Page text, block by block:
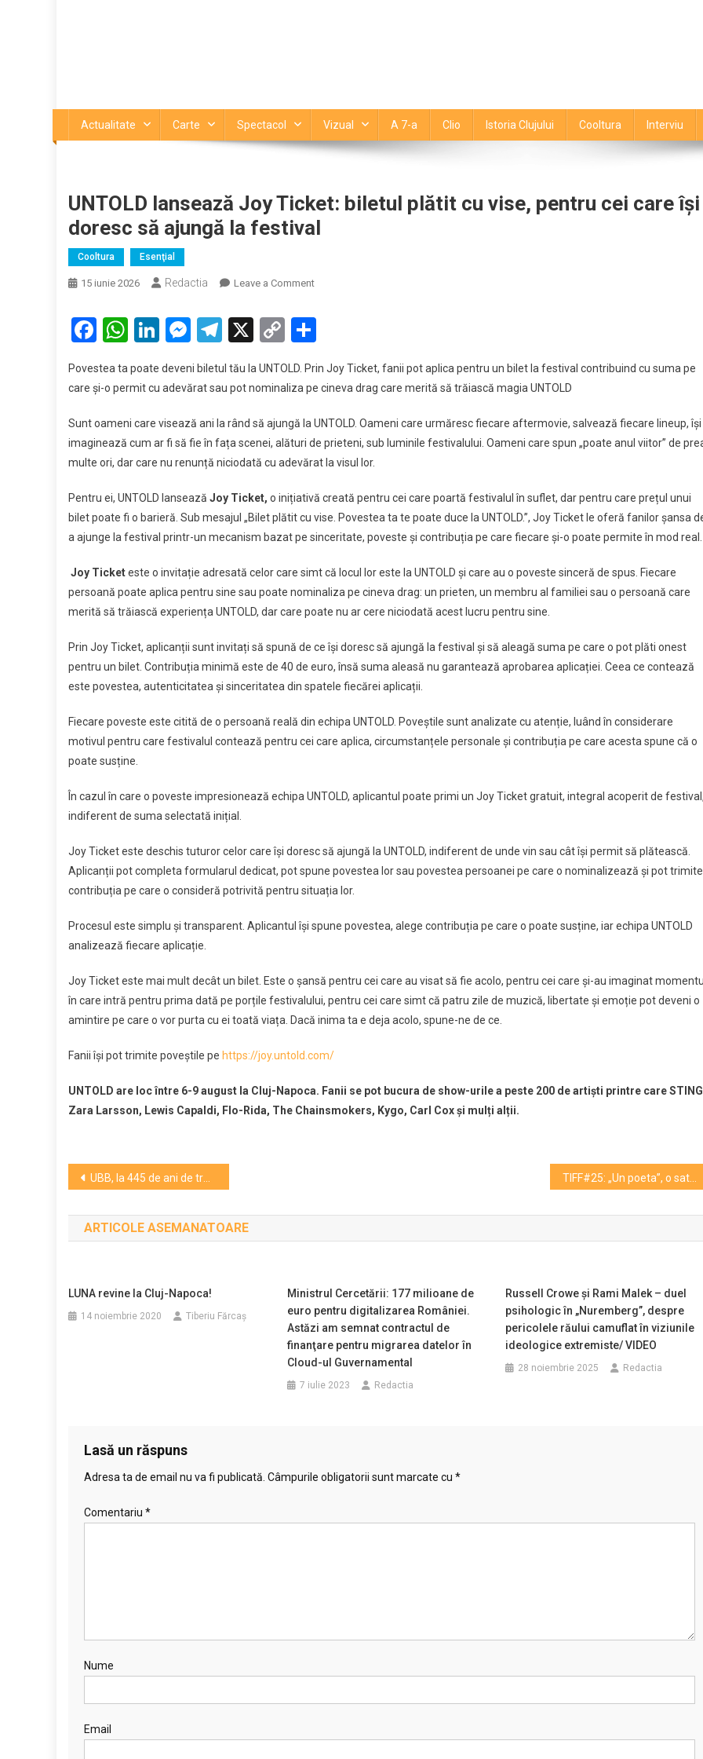
Actualitate Carte Spectacol Vizual A 7-a Clio Istoria Clujului Cooltura Interviu
UNTOLD lansează Joy Ticket: biletul plătit cu vise, pentru cei care își
doresc să ajungă la festival
Cooltura Esenţial
15 iunie 2026 Redactia Leave a Commenton
lansează
biletul
plătit
vise,
pentru
cei
își
doresc
să
la
festival
Facebook
WhatsApp
LinkedIn
Messenger
Telegram
X
Copy
Povestea ta poate deveni biletul tău la UNTOLD. Prin Joy Ticket, fanii pot aplica pentru un bilet la festival contribuind cu suma pe
care și-o permit cu adevărat sau pot nominaliza pe cineva drag care merită să trăiască magia UNTOLD
Sunt oameni care visează ani la rând să ajungă la UNTOLD. Oameni care urmăresc fiecare aftermovie, salvează fiecare lineup, își
imaginează cum ar fi să fie în fața scenei, alături de prieteni, sub luminile festivalului. Oameni care spun „poate anul viitor” de
multe ori, dar care nu renunță niciodată cu adevărat la visul lor.
Pentru ei, UNTOLD lansează Joy Ticket, o inițiativă creată pentru cei care poartă festivalul în suflet, dar pentru care prețul unui
bilet poate fi o barieră. Sub mesajul „Bilet plătit cu vise. Povestea ta te poate duce la UNTOLD.”, Joy Ticket le oferă fanilor șansa
a ajunge la festival printr-un mecanism bazat pe sinceritate, poveste și contribuția pe care fiecare și-o poate permite în mod real.
Joy Ticketeste o invitație adresată celor care simt că locul lor este la UNTOLD și care au o poveste sinceră de spus. Fiecare
persoană poate aplica pentru sine sau poate nominaliza pe cineva drag: un prieten, un membru al familiei sau o persoană care
merită să trăiască experiența UNTOLD, dar care poate nu ar cere niciodată acest lucru pentru sine.
Prin Joy Ticket, aplicanții sunt invitați să spună de ce își doresc să ajungă la festival și să aleagă suma pe care o pot plăti onest
pentru un bilet. Contribuția minimă este de 40 de euro, însă suma aleasă nu garantează aprobarea aplicației. Ceea ce contează
este povestea, autenticitatea și sinceritatea din spatele fiecărei aplicații.
Fiecare poveste este citită de o persoană reală din echipa UNTOLD. Poveștile sunt analizate cu atenție, luând în considerare
motivul pentru care festivalul contează pentru cei care aplica, circumstanțele personale și contribuția pe care acesta spune că o
poate susține.
În cazul în care o poveste impresionează echipa UNTOLD, aplicantul poate primi un Joy Ticket gratuit, integral acoperit de
indiferent de suma selectată inițial.
Joy Ticket este deschis tuturor celor care își doresc să ajungă la UNTOLD, indiferent de unde vin sau cât își permit să plătească.
Aplicanții pot completa formularul dedicat, pot spune povestea lor sau povestea persoanei pe care o nominalizează și pot trimite
contribuția pe care o consideră potrivită pentru situația lor.
Procesul este simplu și transparent. Aplicantul își spune povestea, alege contribuția pe care o poate susține, iar echipa UNTOLD
analizează fiecare aplicație.
Joy Ticket este mai mult decât un bilet. Este o șansă pentru cei care au visat să fie acolo, pentru cei care și-au imaginat
în care intră pentru prima dată pe porțile festivalului, pentru cei care simt că patru zile de muzică, libertate și emoție pot deveni o
amintire pe care o vor purta cu ei toată viața. Dacă inima ta e deja acolo, spune-ne de ce.
Fanii își pot trimite poveștile pe https://joy.untold.com/
UNTOLD are loc între 6-9 august la Cluj-Napoca. Fanii se pot bucura de show-urile a peste 200 de artiști printre care
Zara Larsson, Lewis Capaldi, Flo-Rida, The Chainsmokers, Kygo, Carl Cox și mulți alții.
Navigare
în
articole
UBB, la 445 de ani de tradiție academică, și Universitatea din Viena își reafirmă parteneriatul pentru cultură-știință-inovație
ARTICOLE ASEMANATOARE
LUNA revine la Cluj-Napoca!
14 noiembrie 2020 Tiberiu Fărcaş
Ministrul Cercetării: 177 milioane de
euro pentru digitalizarea României.
Astăzi am semnat contractul de
finanţare pentru migrarea datelor în
Cloud-ul Guvernamental
7 iulie 2023 Redactia
Russell Crowe şi Rami Malek – duel
psihologic în „Nuremberg”, despre
pericolele răului camuflat în viziunile
ideologice extremiste/ VIDEO
28 noiembrie 2025 Redactia
Lasă un răspuns
Adresa ta de email nu va fi publicată. Câmpurile obligatorii sunt marcate cu *
Comentariu *
Nume
Email